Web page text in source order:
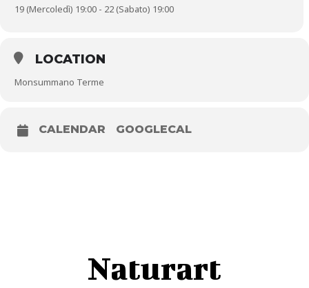
19 (Mercoledì) 19:00 - 22 (Sabato) 19:00
LOCATION
Monsummano Terme
CALENDAR GOOGLECAL
Naturart